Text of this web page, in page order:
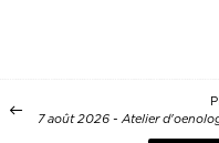
7 août 2026 - Atelier